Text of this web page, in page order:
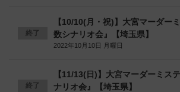
終了
【10/10(月・祝)】大宮マーダー
数シナリオ会』【埼玉県】
2022年10月10日 月曜日
終了
【11/13(日)】大宮マーダーミス
ナリオ会』【埼玉県】